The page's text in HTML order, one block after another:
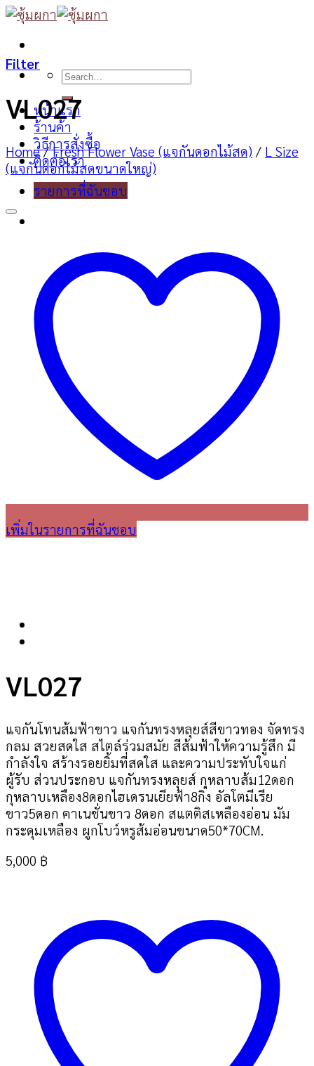
Skip
content
Search
หน้าแรก
ร้านค้า
วิธีการสั่งซื้อ
ติดต่อเรา
รายการที่ฉันชอบ
Filter
VL027
Home / Fresh Flower Vase (แจกันดอกไม้สด) / L Size
(แจกันดอกไม้สดขนาดใหญ่)
เพิ่มในรายการที่ฉันชอบ
VL027
แจกันโทนส้มฟ้าขาว แจกันทรงหลุยส์สีขาวทอง จัดทรง
กลม สวยสดใส สไตล์ร่วมสมัย สีส้มฟ้าให้ความรู้สึก มี
กำลังใจ สร้างรอยยิ้มที่สดใส และความประทับใจแก่
ผู้รับ ส่วนประกอบ แจกันทรงหลุยส์ กุหลาบส้ม12ดอก
กุหลาบเหลือง8ดอกไฮเดรนเยียฟ้า8กิ่ง อัลโตมีเรีย
ขาว5ดอก คาเนชั่นขาว 8ดอก สแตติสเหลืองอ่อน มัม
กระดุมเหลือง ผูกโบว์หรูส้มอ่อนขนาด50*70CM.
5,000 ฿